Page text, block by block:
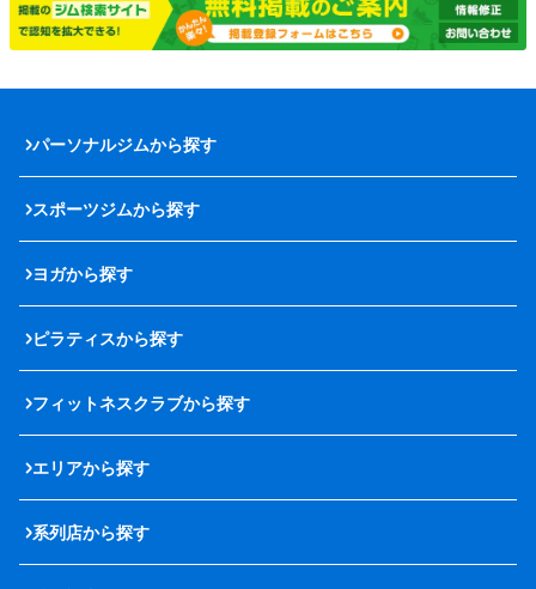
パーソナルジムから探す
スポーツジムから探す
ヨガから探す
ピラティスから探す
フィットネスクラブから探す
エリアから探す
系列店から探す